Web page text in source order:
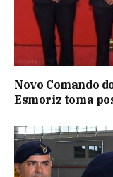
Novo Comando
Esmoriz toma